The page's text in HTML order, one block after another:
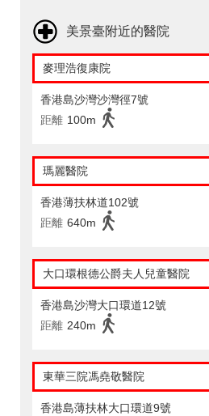
美景臺附近的醫院
麥理浩復康院
香港島沙灣沙灣徑7號
距離 100m
瑪麗醫院
香港薄扶林道102號
距離 640m
大口環根德公爵夫人兒童醫院
香港島沙灣大口環道12號
距離 240m
東華三院馮堯敬醫院
香港島薄扶林大口環道9號